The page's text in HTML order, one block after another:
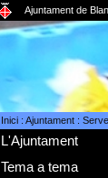
Ajuntament de
Inici: Ajuntament:
L'Ajuntament
Tema a tema